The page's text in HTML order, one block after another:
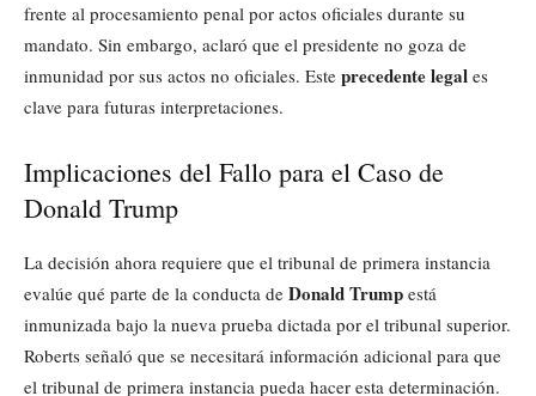
frente al procesamiento penal por actos oficiales durante su
mandato. Sin embargo, aclaró que el presidente no goza de
inmunidad por sus actos no oficiales. Este precedente legal es
clave para futuras interpretaciones.
Implicaciones del Fallo para el Caso de
Donald Trump
La decisión ahora requiere que el tribunal de primera instancia
evalúe qué parte de la conducta de Donald Trump está
inmunizada bajo la nueva prueba dictada por el tribunal superior.
Roberts señaló que se necesitará información adicional para que
el tribunal de primera instancia pueda hacer esta determinación.